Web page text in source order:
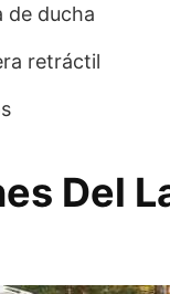
de ducha
retráctil
Del